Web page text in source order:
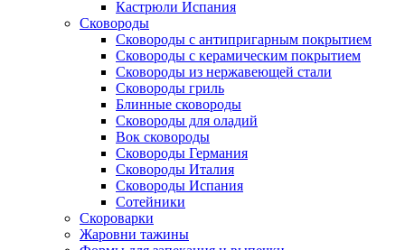
Кастрюли Испания
Сковороды
Сковороды с антипригарным покрытием
Сковороды с керамическим покрытием
Сковороды из нержавеющей стали
Сковороды гриль
Блинные сковороды
Сковороды для оладий
Вок сковороды
Сковороды Германия
Сковороды Италия
Сковороды Испания
Сотейники
Скороварки
Жаровни тажины